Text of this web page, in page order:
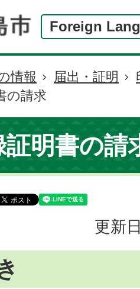
Foreign
情報 届出・証明
の請求
証明書の請
更新